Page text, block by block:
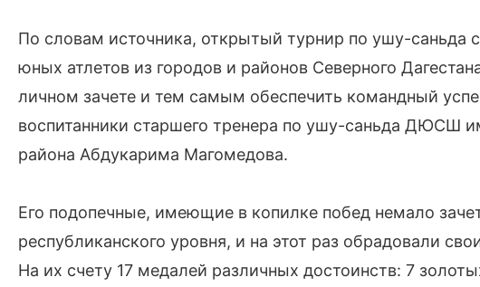
По словам источника, открытый турнир по ушу-саньда
юных атлетов из городов и районов Северного
личном зачете и тем самым обеспечить командный
воспитанники старшего тренера по ушу-саньда ДЮСШ
района Абдукарима Магомедова.
Его подопечные, имеющие в копилке побед немало
республиканского уровня, и на этот раз обрадовали
На их счету 17 медалей различных достоинств: 7